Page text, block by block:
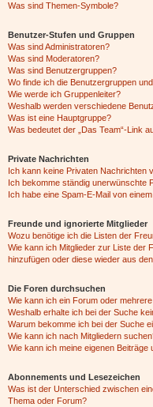
Was sind Themen-Symbole?
Benutzer-Stufen und Gruppen
Was sind Administratoren?
Was sind Moderatoren?
Was sind Benutzergruppen?
Wo finde ich die Benutzergruppen
Wie werde ich Gruppenleiter?
Weshalb werden verschiedene
Was ist eine Hauptgruppe?
Was bedeutet der „Das Team“-Link
Private Nachrichten
Ich kann keine Privaten Nachrichten
Ich bekomme ständig unerwünschte
Ich habe eine Spam-E-Mail von
Freunde und ignorierte Mitglieder
Wozu benötige ich die Listen der
Wie kann ich Mitglieder zur Liste der
hinzufügen oder diese wieder aus
Die Foren durchsuchen
Wie kann ich ein Forum oder
Weshalb erhalte ich bei der Suche
Warum bekomme ich bei der Suche
Wie kann ich nach Mitgliedern
Wie kann ich meine eigenen Beiträge
Abonnements und Lesezeichen
Was ist der Unterschied zwischen
Thema oder Forum?